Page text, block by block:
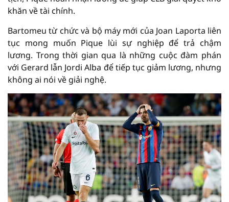
khăn về tài chính.
Bartomeu từ chức và bộ máy mới của Joan Laporta liên
tục mong muốn Pique lùi sự nghiệp để trả chậm
lương. Trong thời gian qua là những cuộc đàm phán
với Gerard lẫn Jordi Alba để tiếp tục giảm lương, nhưng
không ai nói về giải nghệ.